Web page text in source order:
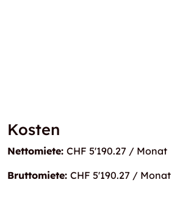
Kosten
Nettomiete: CHF 5'190.27 / Monat
Bruttomiete: CHF 5'190.27 / Monat